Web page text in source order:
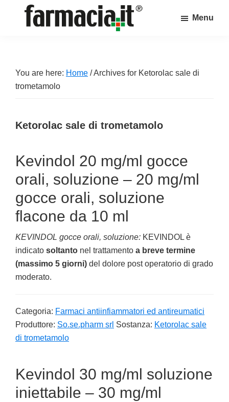
sul
mondo
online
Menu
You are here: Home /Archives for Ketorolac sale di
trometamolo
Ketorolac sale di trometamolo
Kevindol 20 mg/ml gocce
orali, soluzione – 20 mg/ml
gocce orali, soluzione
flacone da 10 ml
KEVINDOL gocce orali, soluzione: KEVINDOL è
indicato soltanto nel trattamento a breve termine
(massimo 5 giorni) del dolore post operatorio di grado
moderato.
Categoria: Farmaci antiinfiammatori ed antireumatici
Produttore: So.se.pharm srl Sostanza: Ketorolac sale
di trometamolo
Kevindol 30 mg/ml soluzione
iniettabile – 30 mg/ml